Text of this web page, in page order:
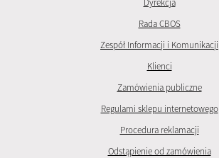
Rada CBOS
Zespół Informacji i Komunikacji
Klienci
Zamówienia publiczne
Regulami sklepu internetowego
Procedura reklamacji
Odstąpienie od zamówienia